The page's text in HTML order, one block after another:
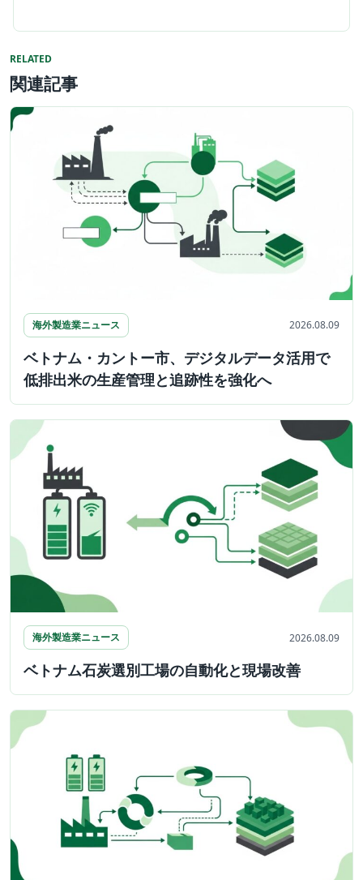
RELATED
関連記事
海外製造業ニュース 2026.08.09
ベトナム・カントー市、デジタルデータ活用で
低排出米の生産管理と追跡性を強化へ
海外製造業ニュース 2026.08.09
ベトナム石炭選別工場の自動化と現場改善